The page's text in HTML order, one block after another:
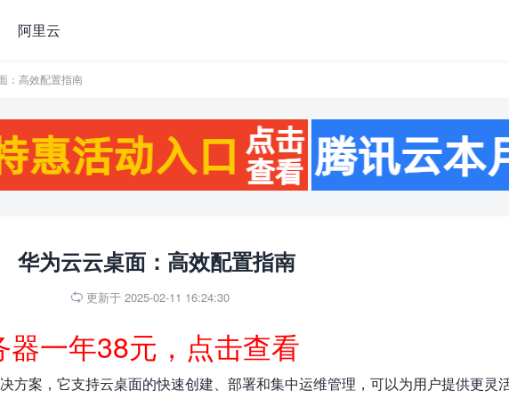
阿里云
：高效配置指南
华为云云桌面：高效配置指南
 更新于 2025-02-11 16:24:30
一年38元，点击查看
方案，它支持云桌面的快速创建、部署和集中运维管理，可以为用户提供更灵